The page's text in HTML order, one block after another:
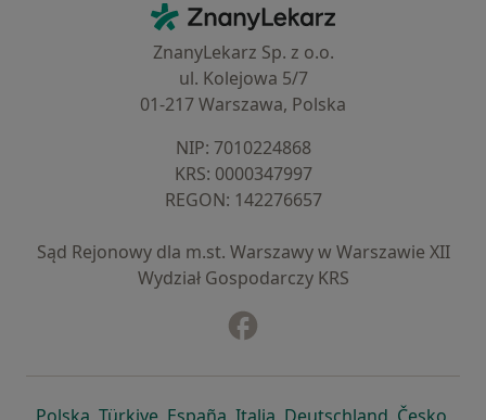
ZnanyLekarz - Strona główna
ZnanyLekarz Sp. z o.o.
ul. Kolejowa 5/7
01-217 Warszawa, Polska
NIP: ⁠7010224868
KRS: ⁠0000347997
REGON: ⁠142276657
Sąd Rejonowy dla m.st. Warszawy w Warszawie XII
Wydział Gospodarczy KRS
otwiera się w nowej karcie
otwiera się w nowej karcie
otwiera się w nowej karcie
otwiera się w nowej
otwiera się